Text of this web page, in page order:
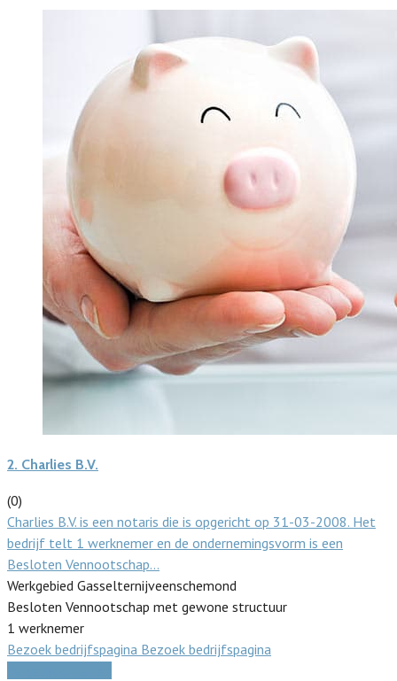
2. Charlies B.V.
(0)
Charlies B.V. is een notaris die is opgericht op 31-03-2008. Het
bedrijf telt 1 werknemer en de ondernemingsvorm is een
Besloten Vennootschap…
Werkgebied Gasselternijveenschemond
Besloten Vennootschap met gewone structuur
1 werknemer
Bezoek bedrijfspagina Bezoek bedrijfspagina